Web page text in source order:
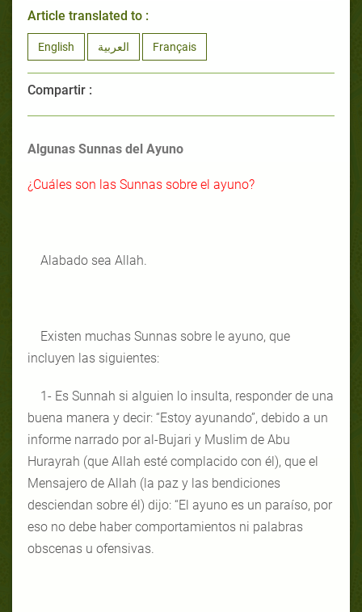
Article translated to :
English العربية Français
Compartir :
Algunas Sunnas del Ayuno
¿Cuáles son las Sunnas sobre el ayuno?
Alabado sea Allah.
Existen muchas Sunnas sobre le ayuno, que
incluyen las siguientes:
1- Es Sunnah si alguien lo insulta, responder de una
buena manera y decir: “Estoy ayunando”, debido a un
informe narrado por al-Bujari y Muslim de Abu
Hurayrah (que Allah esté complacido con él), que el
Mensajero de Allah (la paz y las bendiciones
desciendan sobre él) dijo: “El ayuno es un paraíso, por
eso no debe haber comportamientos ni palabras
obscenas u ofensivas.